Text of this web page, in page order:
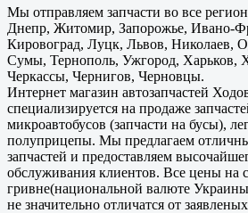
Мы отправляем запчасти во все
Днепр, Житомир, Запорожье, Ивано-
Кировоград, Луцк, Львов, Николаев,
Сумы, Тернополь, Ужгород, Харьков,
Черкассы, Чернигов, Черновцы.
Интернет магазин автозапчастей
специализируется на продаже
микроавтобусов (запчасти на бусы),
полуприцепы. Мы предлагаем
запчастей и предоставляем
обслуживания клиентов. Все цены на
гривне(национальной валюте
не значительно отличатся от